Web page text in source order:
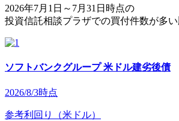
2026年7月1日～7月31日時点の
投資信託相談プラザでの買付件数が多
ソフトバンクグループ 米ドル建劣後債
2026/8/3時点
参考利回り（米ドル）